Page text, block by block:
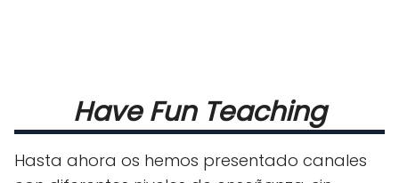
Have Fun Teaching
Hasta ahora os hemos presentado canales